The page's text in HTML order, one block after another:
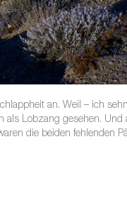
an. Weil – ich
als Lobzang gesehen.
die beiden fehlenden